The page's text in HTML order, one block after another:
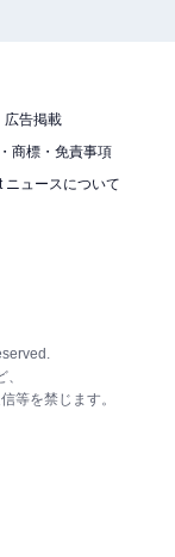
広告掲載
商標・免責事項
ニュースについて
等を禁じます。